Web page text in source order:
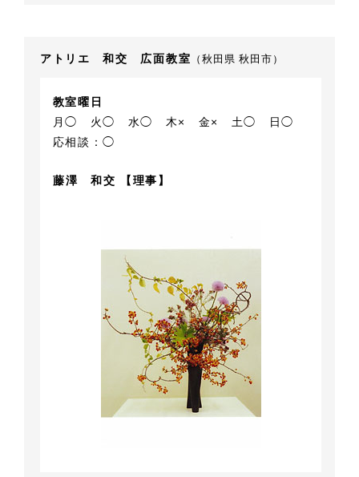
アトリエ 和交 広面教室 （秋田県 秋田市）
教室曜日
月◯
火◯ 水◯ 木× 金× 土◯
日◯
応相談：◯
藤澤 和交 【理事】